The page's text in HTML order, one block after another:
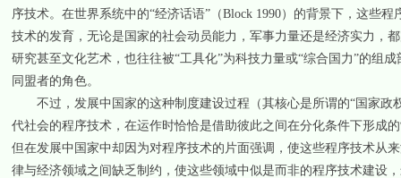
序技术。在世界系统中的“经济话语”（Block 1990）的背景下，这些
技术的发育，无论是国家的社会动员能力，军事力量还是经济实力，
研究甚至文化艺术，也往往被“工具化”为科技力量或“综合国力”的组
同盟者的角色。
不过，发展中国家的这种制度建设过程（其核心是所谓的“国家政
代社会的程序技术，在运作时恰恰是借助彼此之间在分化条件下形成
但在发展中国家中却因为对程序技术的片面强调，使这些程序技术从
律与经济领域之间缺乏制约，使这些领域中似是而非的程序技术建设